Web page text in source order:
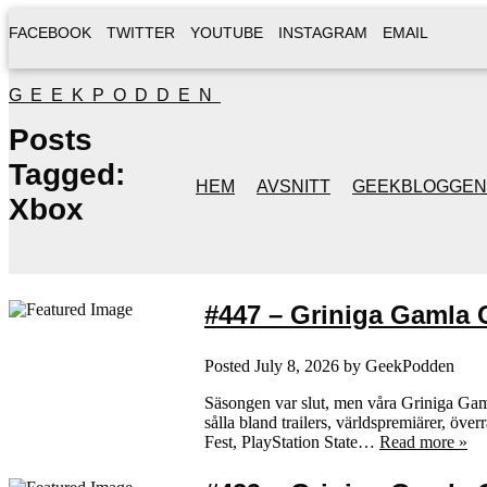
FACEBOOK TWITTER YOUTUBE INSTAGRAM EMAIL
GEEKPODDEN
HEM AVSNITT GEEKBLOGGEN
Posts
Tagged:
Xbox
#447 – Griniga Gamla
Posted July 8, 2026 by GeekPodden
Säsongen var slut, men våra Griniga
sålla bland trailers, världspremiärer,
Fest, PlayStation State… Read more »